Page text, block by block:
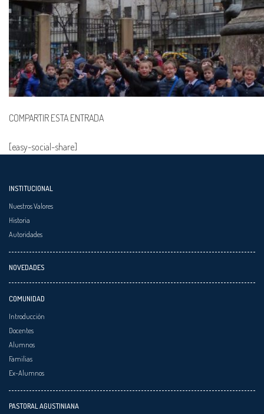
COMPARTIR ESTA ENTRADA
[easy-social-share]
INSTITUCIONAL
Nuestros Valores
Historia
Autoridades
NOVEDADES
COMUNIDAD
Introducción
Docentes
Alumnos
Familias
Ex-Alumnos
PASTORAL AGUSTINIANA